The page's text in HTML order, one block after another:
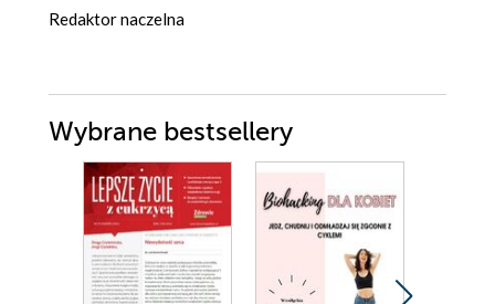
Redaktor naczelna
Wybrane bestsellery